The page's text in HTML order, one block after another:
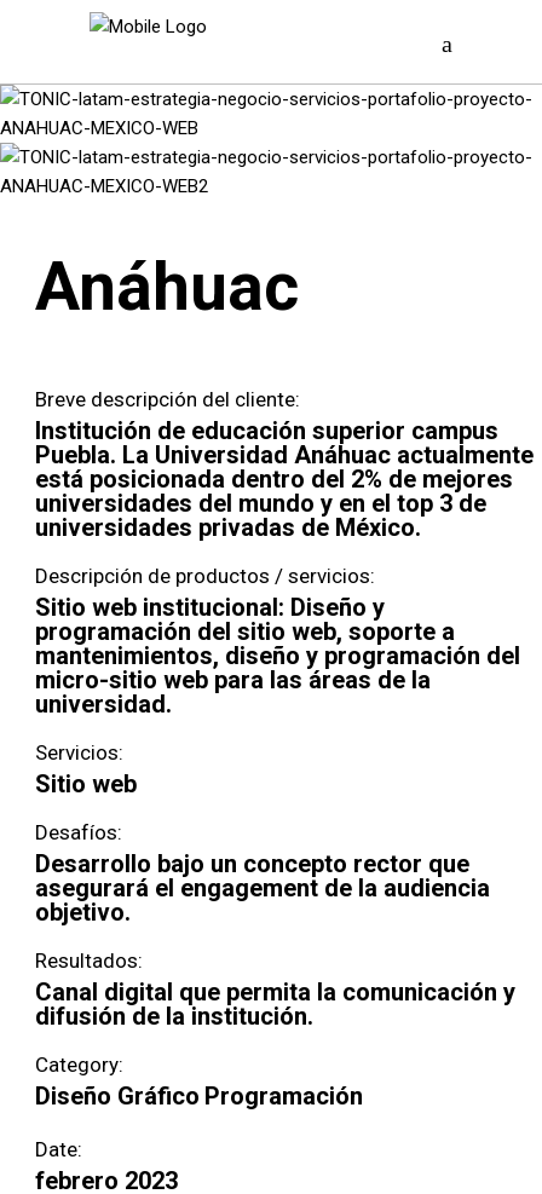
Anáhuac
Breve descripción del cliente:
Institución de educación superior campus
Puebla. La Universidad Anáhuac actualmente
está posicionada dentro del 2% de mejores
universidades del mundo y en el top 3 de
universidades privadas de México.
Descripción de productos / servicios:
Sitio web institucional: Diseño y
programación del sitio web, soporte a
mantenimientos, diseño y programación del
micro-sitio web para las áreas de la
universidad.
Servicios:
Sitio web
Desafíos:
Desarrollo bajo un concepto rector que
asegurará el engagement de la audiencia
objetivo.
Resultados:
Canal digital que permita la comunicación y
difusión de la institución.
Category:
Diseño Gráfico Programación
Date:
febrero 2023